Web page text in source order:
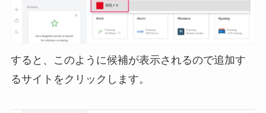
すると、このように候補が表示されるので追加す
るサイトをクリックします。